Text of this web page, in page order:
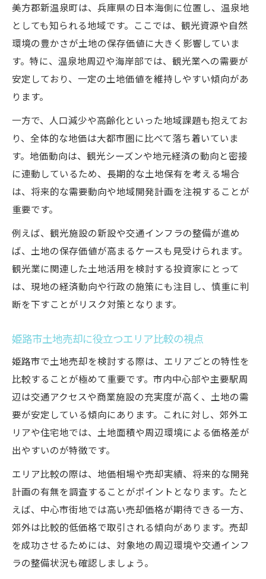
美方郡新温泉町は、兵庫県の日本海側に位置し、温泉地
としても知られる地域です。ここでは、観光資源や自然
環境の豊かさが土地の保存価値に大きく影響していま
す。特に、温泉地周辺や海岸部では、観光業への需要が
安定しており、一定の土地価値を維持しやすい傾向があ
ります。
一方で、人口減少や高齢化といった地域課題も抱えてお
り、全体的な地価は大都市圏に比べて落ち着いていま
す。地価動向は、観光シーズンや地元経済の動向と密接
に連動しているため、長期的な土地保有を考える場合
は、将来的な需要動向や地域開発計画を注視することが
重要です。
例えば、観光施設の新設や交通インフラの整備が進め
ば、土地の保存価値が高まるケースも見受けられます。
観光業に関連した土地活用を検討する投資家にとって
は、現地の経済動向や行政の施策にも注目し、慎重に判
断を下すことがリスク対策となります。
姫路市土地売却に役立つエリア比較の視点
姫路市で土地売却を検討する際は、エリアごとの特性を
比較することが極めて重要です。市内中心部や主要駅周
辺は交通アクセスや商業施設の充実度が高く、土地の需
要が安定している傾向にあります。これに対し、郊外エ
リアや住宅地では、土地面積や周辺環境による価格差が
出やすいのが特徴です。
エリア比較の際は、地価相場や売却実績、将来的な開発
計画の有無を調査することがポイントとなります。たと
えば、中心市街地では高い売却価格が期待できる一方、
郊外は比較的低価格で取引される傾向があります。売却
を成功させるためには、対象地の周辺環境や交通インフ
ラの整備状況も確認しましょう。